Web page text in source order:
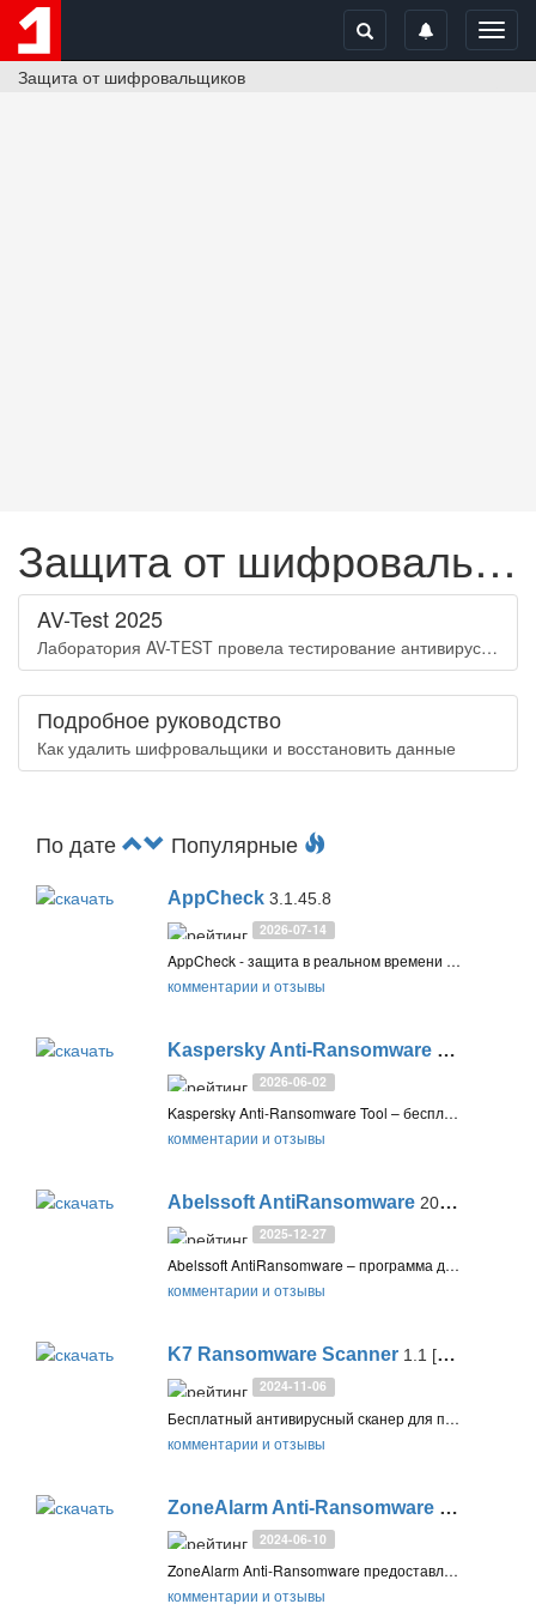
Защита от шифровальщиков
Защита от шифровальщиков
AV-Test 2025
Лаборатория AV-TEST провела тестирование антивирусов на защиту от программ-вымогателей и стиллеров данных для систем Windows
Подробное руководство
Как удалить шифровальщики и восстановить данные
По дате Популярные
AppCheck 3.1.45.8
2026-07-14
AppCheck - защита в реальном времени от шифраторов, программ-вымогателей и других вредоносных программ, а также защита системы от эксплоитов и неизвестных угроз
комментарии и отзывы
Kaspersky Anti-Ransomware Tool
2026-06-02
Kaspersky Anti-Ransomware Tool – бесплатный инструмент для защиты от шифровальщиков и программ-вымогателей, которые блокируют доступ к устройству или выполняют шифрование данных на диске
комментарии и отзывы
Abelssoft AntiRansomware 2025 (v2025.25)
2025-12-27
Abelssoft AntiRansomware – программа для безопасности важных файлов, обеспечивающая защиту в режиме реального времени от шифраторов и программ-вымогателей
комментарии и отзывы
K7 Ransomware Scanner 1.1 [1.0.0.721]
2024-11-06
Бесплатный антивирусный сканер для поиска и удаления из системы вируса WannaCry, а также других шпионов и программ-вымогателей
комментарии и отзывы
ZoneAlarm Anti-Ransomware 4.2.712
2024-06-10
ZoneAlarm Anti-Ransomware предоставляет проактивную 0-day защиту от шифровальщиков и восстанавливает данные после атаки. Разработчики обещают защиту от известного трояна-вымогателя WannaCry
комментарии и отзывы